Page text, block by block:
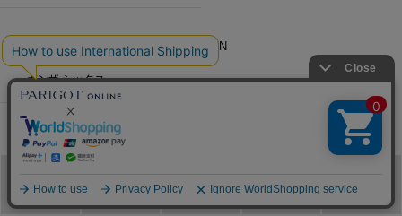
ブランド 閲覧履歴
Le GRAND CLOSET de PARIGOT/MAN
ギンザ シックス
PARIGOT